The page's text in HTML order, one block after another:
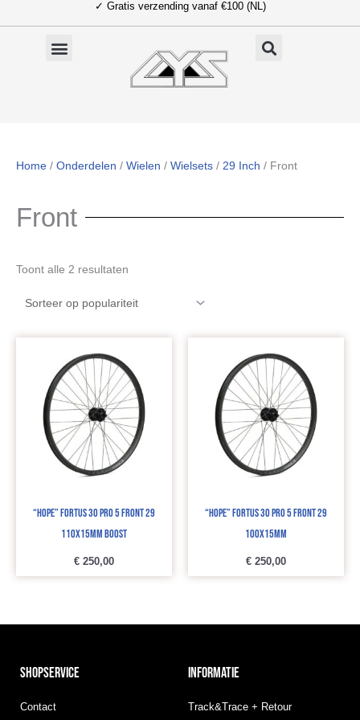
naar
✓ Gratis verzending vanaf €100 (NL)
Home / Onderdelen / Wielen / Wielsets / 29 Inch / Front
Front
Toont alle 2 resultaten
populariteit
“Hope” Fortus 30 Pro 5 Front 29
110x15mm Boost
€ 250,00
“Hope” Fortus 30 Pro 5 Front 29
100x15mm
€ 250,00
SHOPSERVICE
Contact
INFORMATIE
Track&Trace + Retour